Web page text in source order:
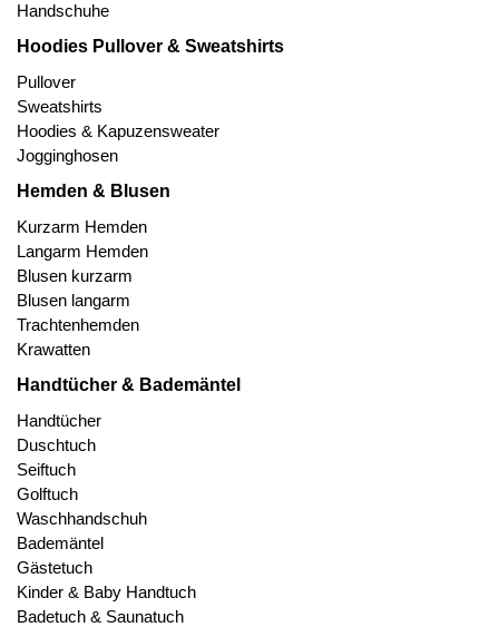
Handschuhe
Hoodies Pullover & Sweatshirts
Pullover
Sweatshirts
Hoodies & Kapuzensweater
Jogginghosen
Hemden & Blusen
Kurzarm Hemden
Langarm Hemden
Blusen kurzarm
Blusen langarm
Trachtenhemden
Krawatten
Handtücher & Bademäntel
Handtücher
Duschtuch
Seiftuch
Golftuch
Waschhandschuh
Bademäntel
Gästetuch
Kinder & Baby Handtuch
Badetuch & Saunatuch